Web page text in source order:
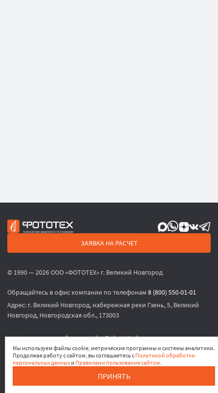
ЗАЯВКА НА РАСЧЕТ
© 1990 — 2026 ООО «ФОТОТЕХ» г. Великий Новгород
Обращайтесь в офис компании по телефонам 8 (800) 550-01-01
Адрес: г. Великий Новгород, набережная реки Гзень, 5, Великий
Новгород, Новгородская обл., 173003
или по электронной почтеsales@phototech.ru
Политика конфиденциальности,Согласие на обработку
персональных данных,Согласие на получение рекламных
Мы используем файлы cookie, метрические программы и системы аналитики.
Продолжая работу с сайтом, вы соглашаетесь с Политикой обработки
персональных данных и Правилами пользования сайтом.
ПРИНЯТЬ